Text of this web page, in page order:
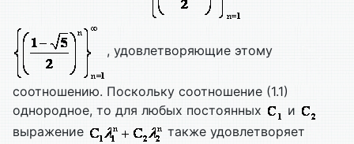
, удовлетворяющие этому
соотношению. Поскольку соотношение (1.1)
однородное, то для любых постоянных
и
выражение
также удовлетворяет